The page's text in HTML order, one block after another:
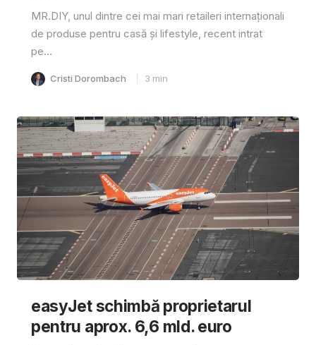
MR.DIY, unul dintre cei mai mari retaileri internaționali
de produse pentru casă și lifestyle, recent intrat
pe...
Cristi Dorombach 3 min
easyJet schimbă proprietarul
pentru aprox. 6,6 mld. euro